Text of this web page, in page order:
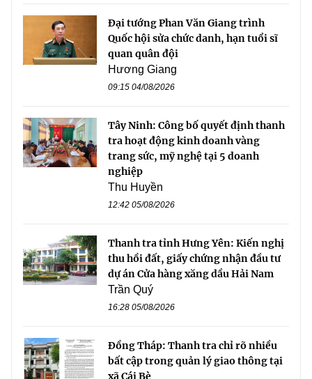
Đại tướng Phan Văn Giang trình
Quốc hội sửa chức danh, hạn tuổi sĩ
quan quân đội
Hương Giang
09:15 04/08/2026
Tây Ninh: Công bố quyết định thanh
tra hoạt động kinh doanh vàng
trang sức, mỹ nghệ tại 5 doanh
nghiệp
Thu Huyền
12:42 05/08/2026
Thanh tra tỉnh Hưng Yên: Kiến nghị
thu hồi đất, giấy chứng nhận đầu tư
dự án Cửa hàng xăng dầu Hải Nam
Trần Quý
16:28 05/08/2026
Đồng Tháp: Thanh tra chỉ rõ nhiều
bất cập trong quản lý giao thông tại
xã Cái Bè